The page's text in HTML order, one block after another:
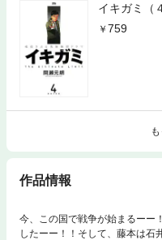
イキガミ（
759
作品情報
今、この国で戦争が始まるーー
したーー！！そして、藤本は石